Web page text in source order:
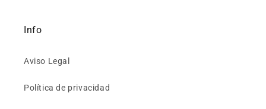
Info
Aviso Legal
Política de privacidad